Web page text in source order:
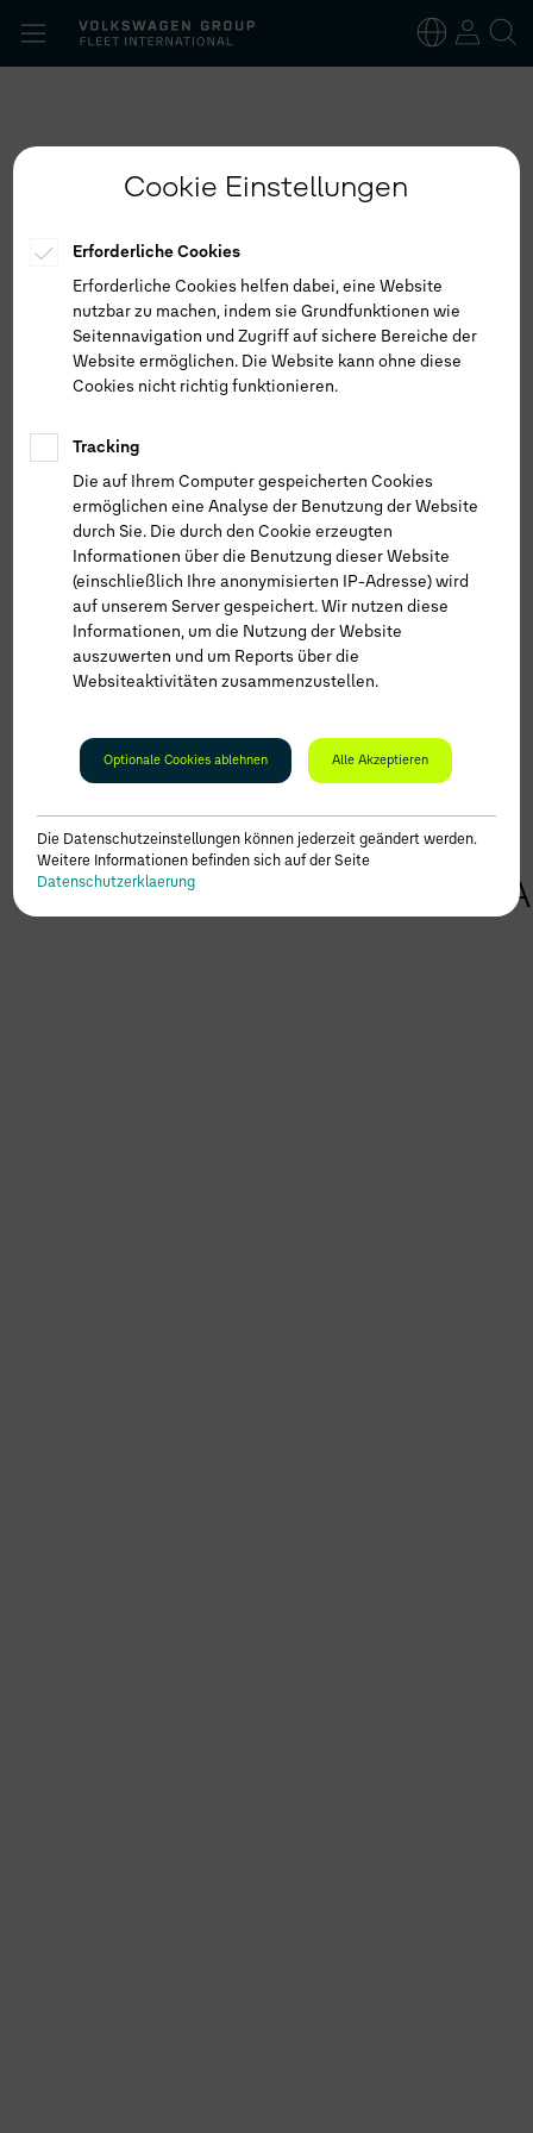
Cookie Einstellungen
Erforderliche Cookies
Erforderliche Cookies helfen dabei, eine Website
nutzbar zu machen, indem sie Grundfunktionen wie
Seitennavigation und Zugriff auf sichere Bereiche der
Website ermöglichen. Die Website kann ohne diese
Cookies nicht richtig funktionieren.
Tracking
Die auf Ihrem Computer gespeicherten Cookies
ermöglichen eine Analyse der Benutzung der Website
durch Sie. Die durch den Cookie erzeugten
Informationen über die Benutzung dieser Website
(einschließlich Ihre anonymisierten IP-Adresse) wird
auf unserem Server gespeichert. Wir nutzen diese
Informationen, um die Nutzung der Website
auszuwerten und um Reports über die
Websiteaktivitäten zusammenzustellen.
Optionale Cookies ablehnen Alle Akzeptieren
Die Datenschutzeinstellungen können jederzeit geändert werden.
Weitere Informationen befinden sich auf der Seite
Datenschutzerklaerung
nach:
|